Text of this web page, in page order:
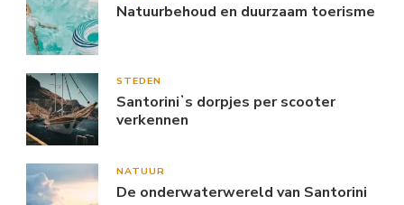
Natuurbehoud en duurzaam toerisme
STEDEN
Santoriniʼs dorpjes per scooter
verkennen
NATUUR
De onderwaterwereld van Santorini